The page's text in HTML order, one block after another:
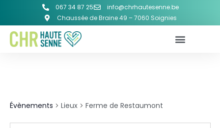
067 34 87 25
info@chrhautesenne.be
Chaussée de Braine 49 – 7060 Soignies
Évènements Lieux Ferme de Restaumont